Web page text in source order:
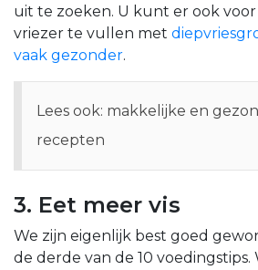
uit te zoeken. U kunt er ook
vriezer te vullen met
vaak gezonder.
Lees ook: makkelijke en
recepten
3. Eet meer vis
We zijn eigenlijk best goed
de derde van de 10